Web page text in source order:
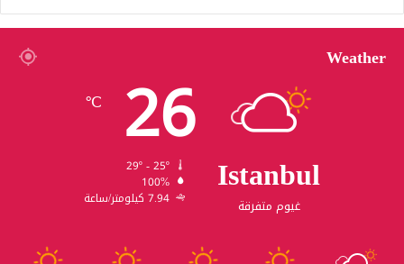
Weather
Istanbul
غيوم متفرقة
26
℃
100%
7.94 كيلومتر/ساعة